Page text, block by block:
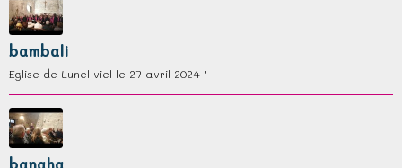
bambali
Eglise de Lunel viel le 27 avril 2024 "
banaha